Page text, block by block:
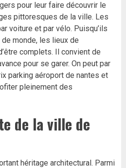
pour leur faire découvrir le
pittoresques de la ville. Les
voiture et par vélo. Puisqu’ils
monde, les lieux de
complets. Il convient de
pour se garer. On peut par
parking aéroport de nantes et
pleinement des
de la ville de
héritage architectural. Parmi